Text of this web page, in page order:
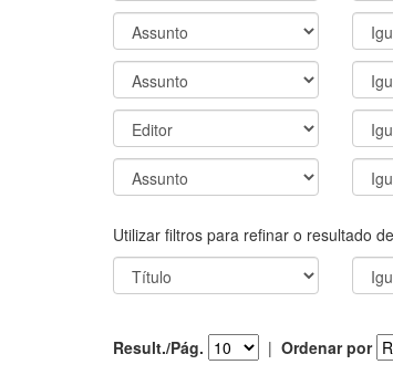
Utilizar filtros para refinar o resultado
Result./Pág. | Ordenar por